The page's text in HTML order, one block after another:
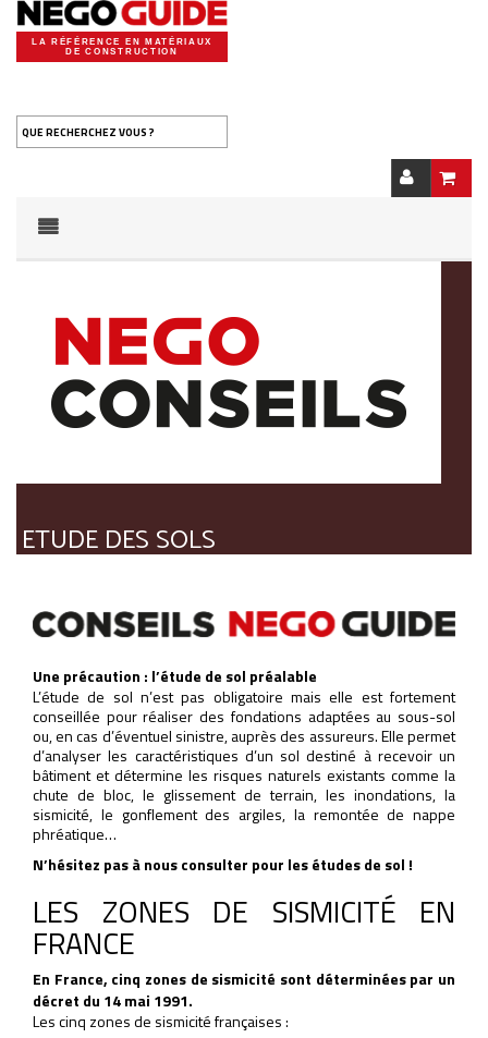
LA RÉFÉRENCE EN MATÉRIAUX
DE CONSTRUCTION
QUE RECHERCHEZ VOUS ?
ETUDE DES SOLS
Une précaution : l’étude de sol préalable
L’étude de sol n’est pas obligatoire mais elle est fortement
conseillée pour réaliser des fondations adaptées au sous-sol
ou, en cas d’éventuel sinistre, auprès des assureurs. Elle permet
d’analyser les caractéristiques d’un sol destiné à recevoir un
bâtiment et détermine les risques naturels existants comme la
chute de bloc, le glissement de terrain, les inondations, la
sismicité, le gonflement des argiles, la remontée de nappe
phréatique…
N’hésitez pas à nous consulter pour les études de sol !
LES ZONES DE SISMICITÉ EN
FRANCE
En France, cinq zones de sismicité sont déterminées par un
décret du 14 mai 1991.
Les cinq zones de sismicité françaises :